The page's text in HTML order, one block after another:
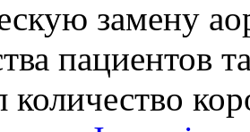
замену
пациентов